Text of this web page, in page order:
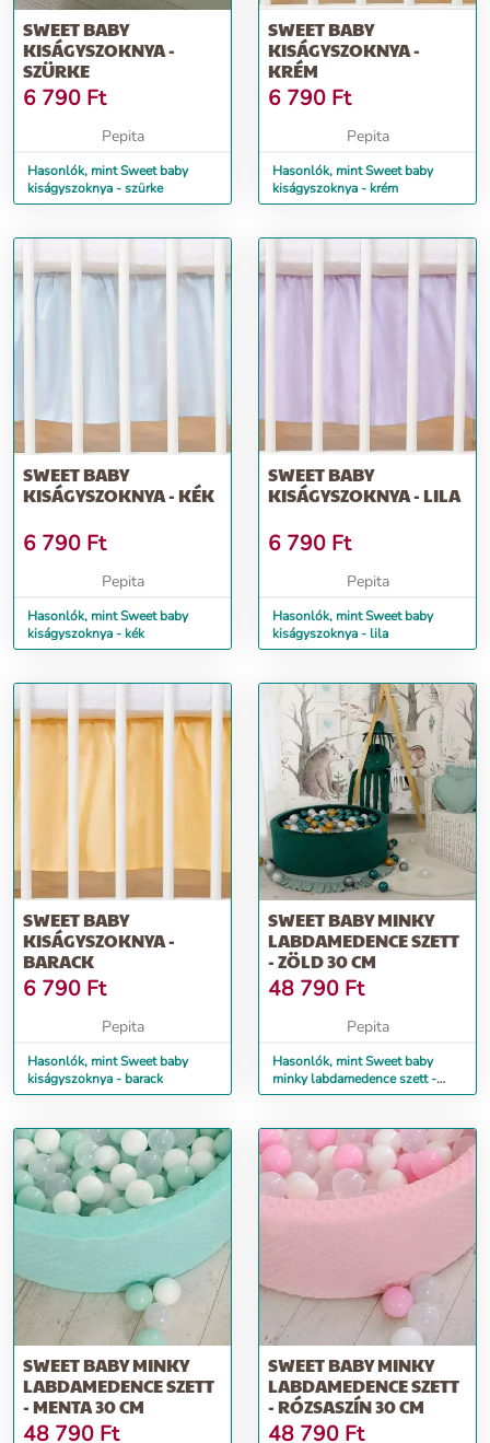
SWEET BABY
KISÁGYSZOKNYA -
SZÜRKE
6 790 Ft
Pepita
Hasonlók, mint Sweet baby
kiságyszoknya - szürke
SWEET BABY
KISÁGYSZOKNYA -
KRÉM
6 790 Ft
Pepita
Hasonlók, mint Sweet baby
kiságyszoknya - krém
SWEET BABY
KISÁGYSZOKNYA - KÉK
6 790 Ft
Pepita
Hasonlók, mint Sweet baby
kiságyszoknya - kék
SWEET BABY
KISÁGYSZOKNYA - LILA
6 790 Ft
Pepita
Hasonlók, mint Sweet baby
kiságyszoknya - lila
SWEET BABY
KISÁGYSZOKNYA -
BARACK
6 790 Ft
Pepita
Hasonlók, mint Sweet baby
kiságyszoknya - barack
SWEET BABY MINKY
LABDAMEDENCE SZETT
- ZÖLD 30 CM
48 790 Ft
Pepita
Hasonlók, mint Sweet baby
minky labdamedence szett -
zöld 30 cm
SWEET BABY MINKY
LABDAMEDENCE SZETT
- MENTA 30 CM
48 790 Ft
SWEET BABY MINKY
LABDAMEDENCE SZETT
- RÓZSASZÍN 30 CM
48 790 Ft